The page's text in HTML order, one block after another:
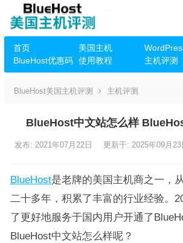
首页 美国主机
BlueHost优惠码
使用教程 主机评测
BlueHost美国主机评测 主机评测
BlueHost中文站怎么样
发布: 2021年07月22日 更新于: 2025年09月23
BlueHost是老牌的美国主机商之一，
二十多年，积累了丰富的行业经验。
了更好地服务于国内用户开通了
BlueHost中文站怎么样呢？